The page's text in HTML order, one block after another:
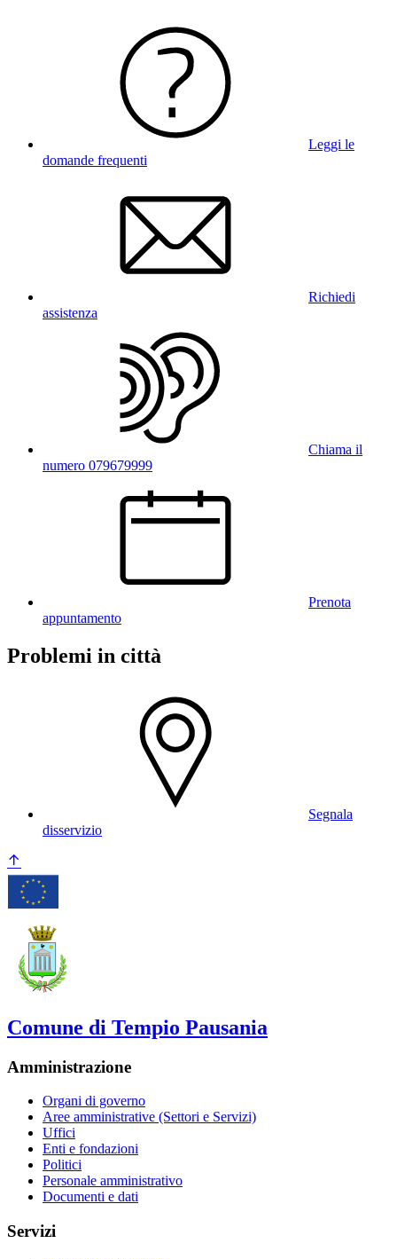
Leggi le
domande frequenti
Richiedi
assistenza
Chiama il
numero 079679999
Prenota
appuntamento
Problemi in città
Segnala
disservizio
Comune di Tempio Pausania
Amministrazione
Organi di governo
Aree amministrative (Settori e Servizi)
Uffici
Enti e fondazioni
Politici
Personale amministrativo
Documenti e dati
Servizi